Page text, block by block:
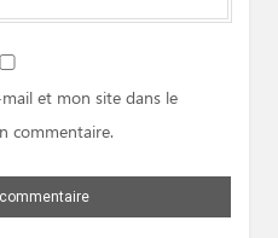
et mon site dans le
commentaire.